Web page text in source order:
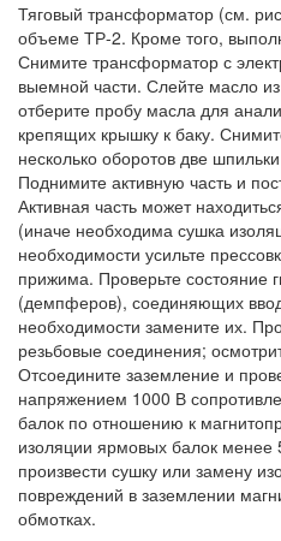
Тяговый трансформатор (см.
объеме ТР-2. Кроме того,
Снимите трансформатор с
выемной части. Слейте масло
отберите пробу масла для
крепящих крышку к баку.
несколько оборотов две
Поднимите активную часть и
Активная часть может
(иначе необходима сушка
необходимости усильте
прижима. Проверьте состояние
(демпферов), соединяющих
необходимости замените их.
резьбовые соединения;
Отсоедините заземление и
напряжением 1000 В
балок по отношению к
изоляции ярмовых балок
произвести сушку или замену
повреждений в заземлении
обмотках.